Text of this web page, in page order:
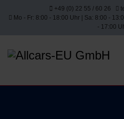
+49 (0) 22 55 / 60 26
Mo - Fr: 8:00 - 18:00 Uhr | Sa: 8:00 -
- 17:00